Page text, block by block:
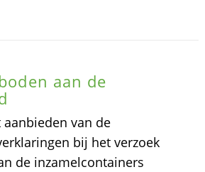
aan de
van de
bij het verzoek
de inzamelcontainers